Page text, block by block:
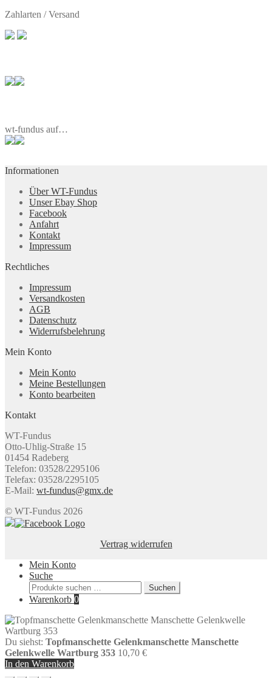
Zahlarten / Versand
wt-fundus auf…
Informationen
Über WT-Fundus
Unser Ebay Shop
Facebook
Anfahrt
Kontakt
Impressum
Rechtliches
Impressum
Versandkosten
AGB
Datenschutz
Widerrufsbelehrung
Mein Konto
Mein Konto
Meine Bestellungen
Konto bearbeiten
Kontakt
WT-Fundus
Otto-Uhlig-Straße 15
01454 Radeberg
Telefon: 03528/2295106
Telefax: 03528/2295105
E-Mail: wt-fundus@gmx.de
© WT-Fundus 2026
Vertrag widerrufen
Mein Konto
Suche
Suchen
nach:
Suchen
Warenkorb 0
Du siehst: Topfmanschette Gelenkmanschette Manschette
Gelenkwelle Wartburg 353 10,70 €
In den Warenkorb